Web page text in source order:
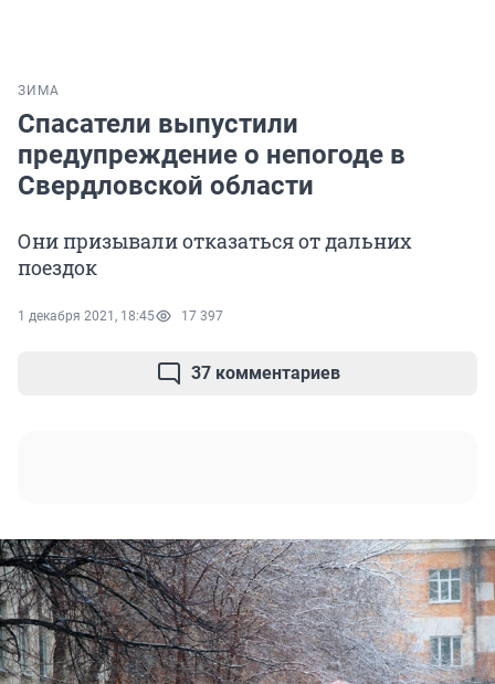
ЗИМА
Спасатели выпустили
предупреждение о непогоде в
Свердловской области
Они призывали отказаться от дальних
поездок
1 декабря 2021, 18:45 17 397
37 комментариев